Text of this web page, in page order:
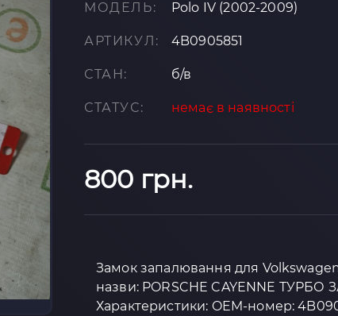
МОДЕЛЬ: Polo IV (2002-2009)
АРТИКУЛ: 4B0905851
СТАН: б/в
СТАТУС: немає в наявності
800 грн.
Замок запалювання для
назви: PORSCHE CAYENNE
Характеристики: OEM-номер: